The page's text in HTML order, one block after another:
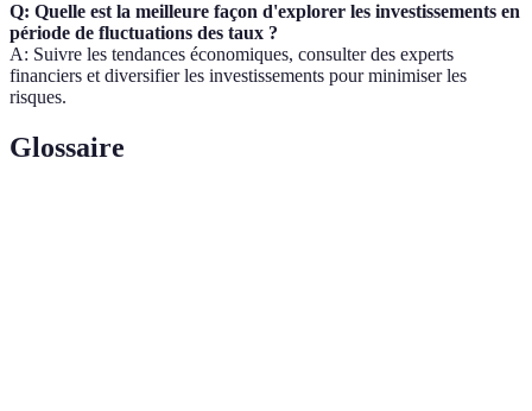
Q: Quelle est la meilleure façon d'explorer les investissements en
période de fluctuations des taux ?
A: Suivre les tendances économiques, consulter des experts
financiers et diversifier les investissements pour minimiser les
risques.
Glossaire